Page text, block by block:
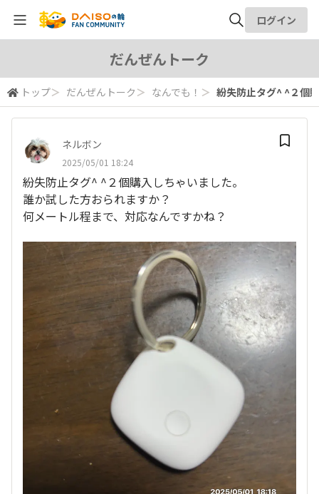
検索
ログイン
だんぜんトーク
トップ＞ だんぜんトーク ＞ なんでも！ ＞ 紛失防止タグ^ ^２個
ネルボン
2025/05/01 18:24
紛失防止タグ^ ^２個購入しちゃいました。
誰か試した方おられますか？
何メートル程まで、対応なんですかね？